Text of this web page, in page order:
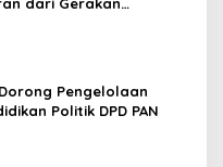
Pengelolaan
Politik DPD PAN